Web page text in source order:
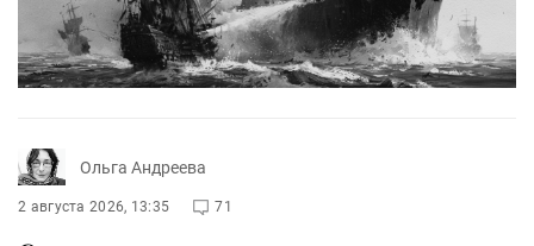
Ольга Андреева
2 августа 2026, 13:35 71